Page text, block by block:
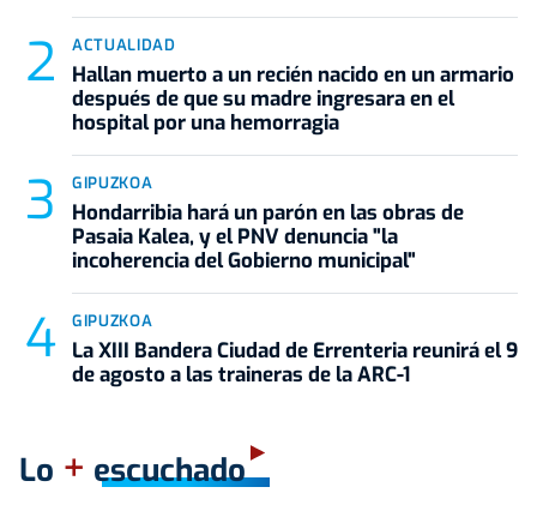
ACTUALIDAD
Hallan muerto a un recién nacido en un armario
después de que su madre ingresara en el
hospital por una hemorragia
GIPUZKOA
Hondarribia hará un parón en las obras de
Pasaia Kalea, y el PNV denuncia "la
incoherencia del Gobierno municipal"
GIPUZKOA
La XIII Bandera Ciudad de Errenteria reunirá el 9
de agosto a las traineras de la ARC-1
Lo + escuchado